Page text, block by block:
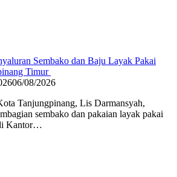
Sembako dan Baju Layak Pakai
Timur
06/08/2026
Tanjungpinang, Lis Darmansyah,
sembako dan pakaian layak pakai
Kantor…